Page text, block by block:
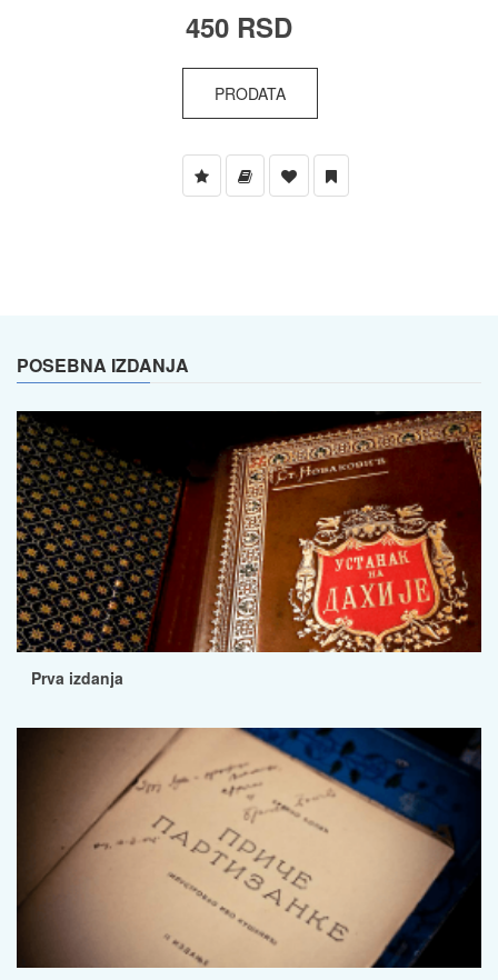
450 RSD
PRODATA
POSEBNA IZDANJA
Prva izdanja